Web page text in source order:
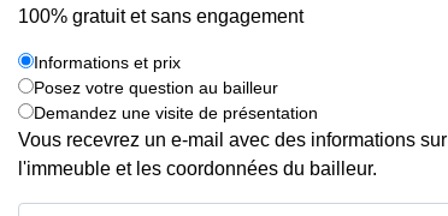
100% gratuit et sans engagement
Informations et prix
Posez votre question au bailleur
Demandez une visite de présentation
Vous recevrez un e-mail avec des informations sur
l'immeuble et les coordonnées du bailleur.